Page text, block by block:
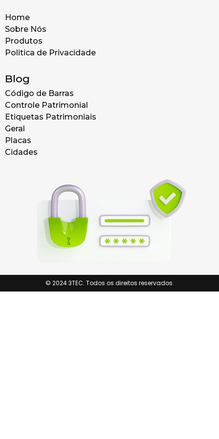
Home
Sobre Nós
Produtos
Politica de Privacidade
Blog
Código de Barras
Controle Patrimonial
Etiquetas Patrimoniais
Geral
Placas
Cidades
© 2024 3TEC. Todos os direitos reservados.